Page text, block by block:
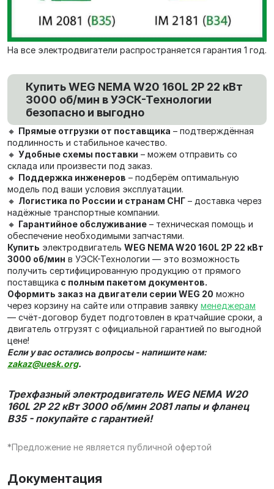
На все электродвигатели распространяется гарантия 1 год.
Купить WEG NEMA W20 160L 2P 22 кВт
3000 об/мин в УЭСК-Технологии
безопасно и выгодно
🔸 Прямые отгрузки от поставщика – подтверждённая
подлинность и стабильное качество.
🔸 Удобные схемы поставки – можем отправить со
склада или произвести под заказ.
🔸 Поддержка инженеров – подберём оптимальную
модель под ваши условия эксплуатации.
🔸 Логистика по России и странам СНГ – доставка через
надёжные транспортные компании.
🔸 Гарантийное обслуживание – техническая помощь и
обеспечение необходимыми запчастями.
Купить электродвигатель WEG NEMA W20 160L 2P 22 кВт
3000 об/мин в УЭСК-Технологии — это возможность
получить сертифицированную продукцию от прямого
поставщика с полным пакетом документов.
Оформить заказ на двигатели серии WEG 20 можно
через корзину на сайте или отправив заявку менеджерам
— счёт‑договор будет подготовлен в кратчайшие сроки, а
двигатель отгрузят с официальной гарантией по выгодной
цене!
Если у вас остались вопросы - напишите нам:
zakaz@uesk.org.
Трехфазный электродвигатель WEG NEMA W20
160L 2P 22 кВт 3000 об/мин 2081 лапы и фланец
В35 - покупайте с гарантией!
*Предложение не является публичной офертой
Документация